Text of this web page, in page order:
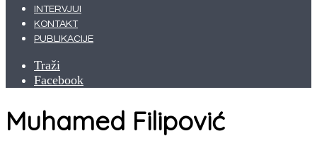
INTERVJUI
KONTAKT
PUBLIKACIJE
Traži
Facebook
Muhamed Filipović